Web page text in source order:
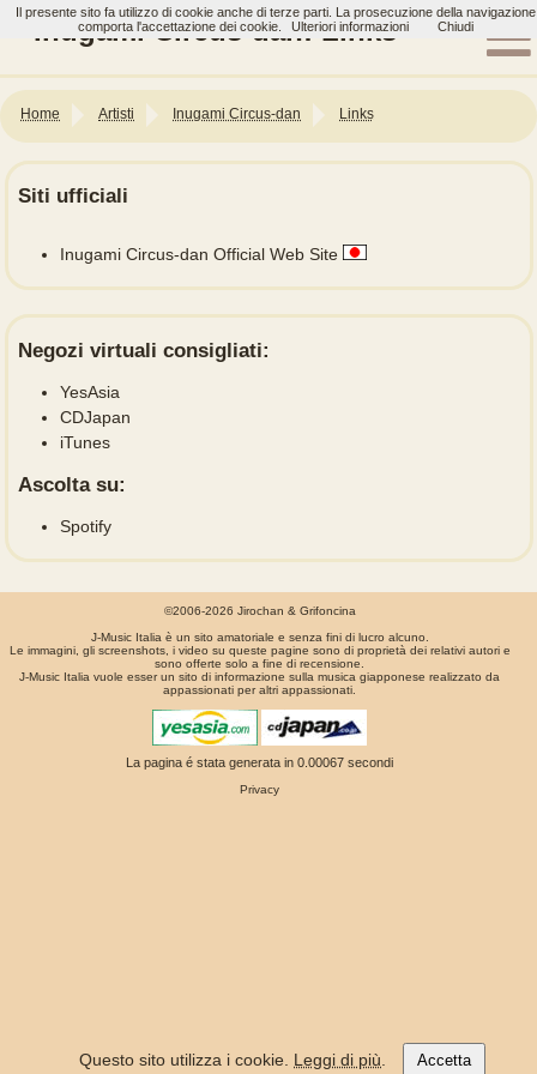
Questo sito utilizza i cookie. Leggi di più Accetta
Inugami Circus-dan: Links
Home Artisti Inugami Circus-dan Links
Siti ufficiali
Inugami Circus-dan Official Web Site
Negozi virtuali consigliati:
YesAsia
CDJapan
iTunes
Ascolta su:
Spotify
©2006-2026 Jirochan & Grifoncina
J-Music Italia è un sito amatoriale e senza fini di lucro alcuno.
Le immagini, gli screenshots, i video su queste pagine sono di proprietà dei relativi autori e
sono offerte solo a fine di recensione.
J-Music Italia vuole esser un sito di informazione sulla musica giapponese realizzato da
appassionati per altri appassionati.
La pagina é stata generata in 0.00067 secondi
Privacy
Il presente sito fa utilizzo di cookie anche di terze parti. La prosecuzione della navigazione
comporta l'accettazione dei cookie.
Ulteriori informazioni Chiudi